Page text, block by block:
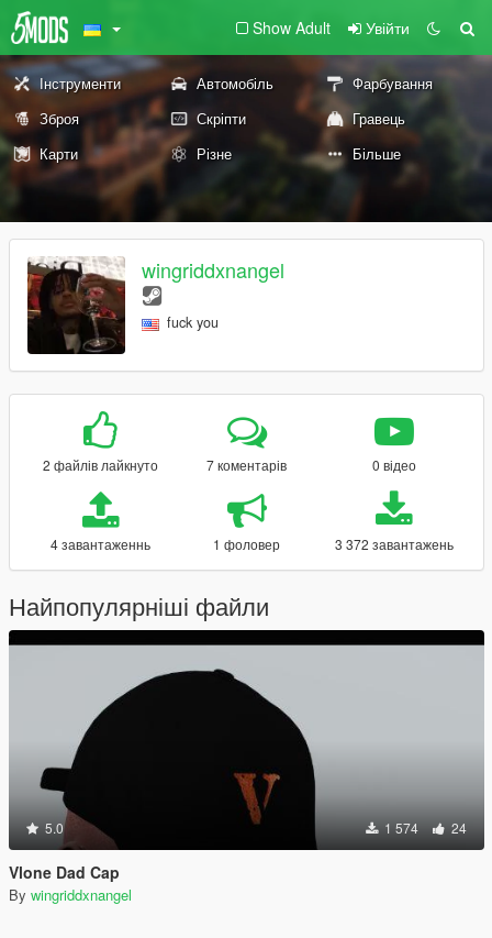
Show Adult Увійти
Інструменти Автомобіль
Фарбування
Зброя
Скріпти
Гравець
Карти
Різне Більше
wingriddxnangel
fuck you
2 файлів лайкнуто 7 коментарів 0 відео
4 завантаженнь 1 фоловер 3 372 завантажень
Найпопулярніші файли
5.0 1 574 24
Vlone Dad Cap
By wingriddxnangel